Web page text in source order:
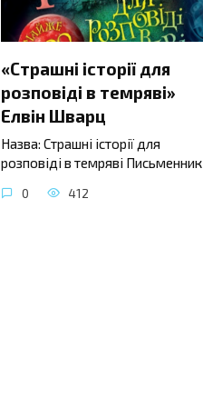
«Страшні історії для
розповіді в темряві»
Елвін Шварц
Назва: Страшні історії для
розповіді в темряві Письменник
0 412